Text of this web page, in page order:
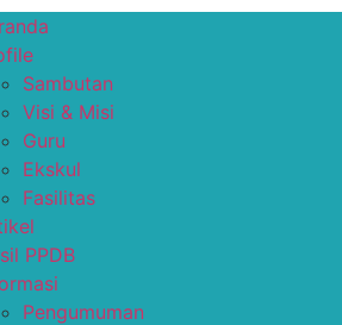
Sambutan
Visi & Misi
Guru
Ekskul
Fasilitas
PPDB
Pengumuman